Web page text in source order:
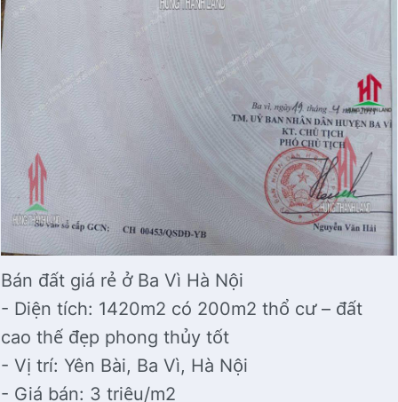
Bán đất giá rẻ ở Ba Vì Hà Nội
- Diện tích: 1420m2 có 200m2 thổ cư – đất
cao thế đẹp phong thủy tốt
- Vị trí: Yên Bài, Ba Vì, Hà Nội
- Giá bán: 3 triệu/m2